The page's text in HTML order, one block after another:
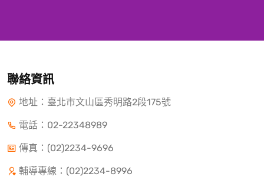
聯絡資訊
地址：臺北市文山區秀明路2段175號
電話： 02-22348989
傳真：(02)2234-9696
輔導專線：(02)2234-8996